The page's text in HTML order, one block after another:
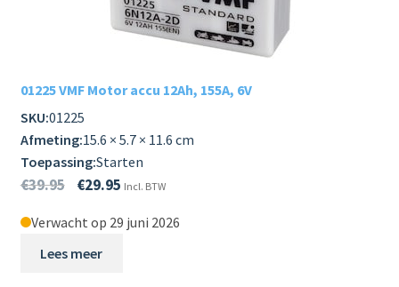
01225 VMF Motor accu 12Ah, 155A, 6V
SKU:01225
Afmeting:15.6 × 5.7 × 11.6 cm
Toepassing:Starten
€39.95 €29.95 Incl. BTW
Verwacht op 29 juni 2026
Lees meer